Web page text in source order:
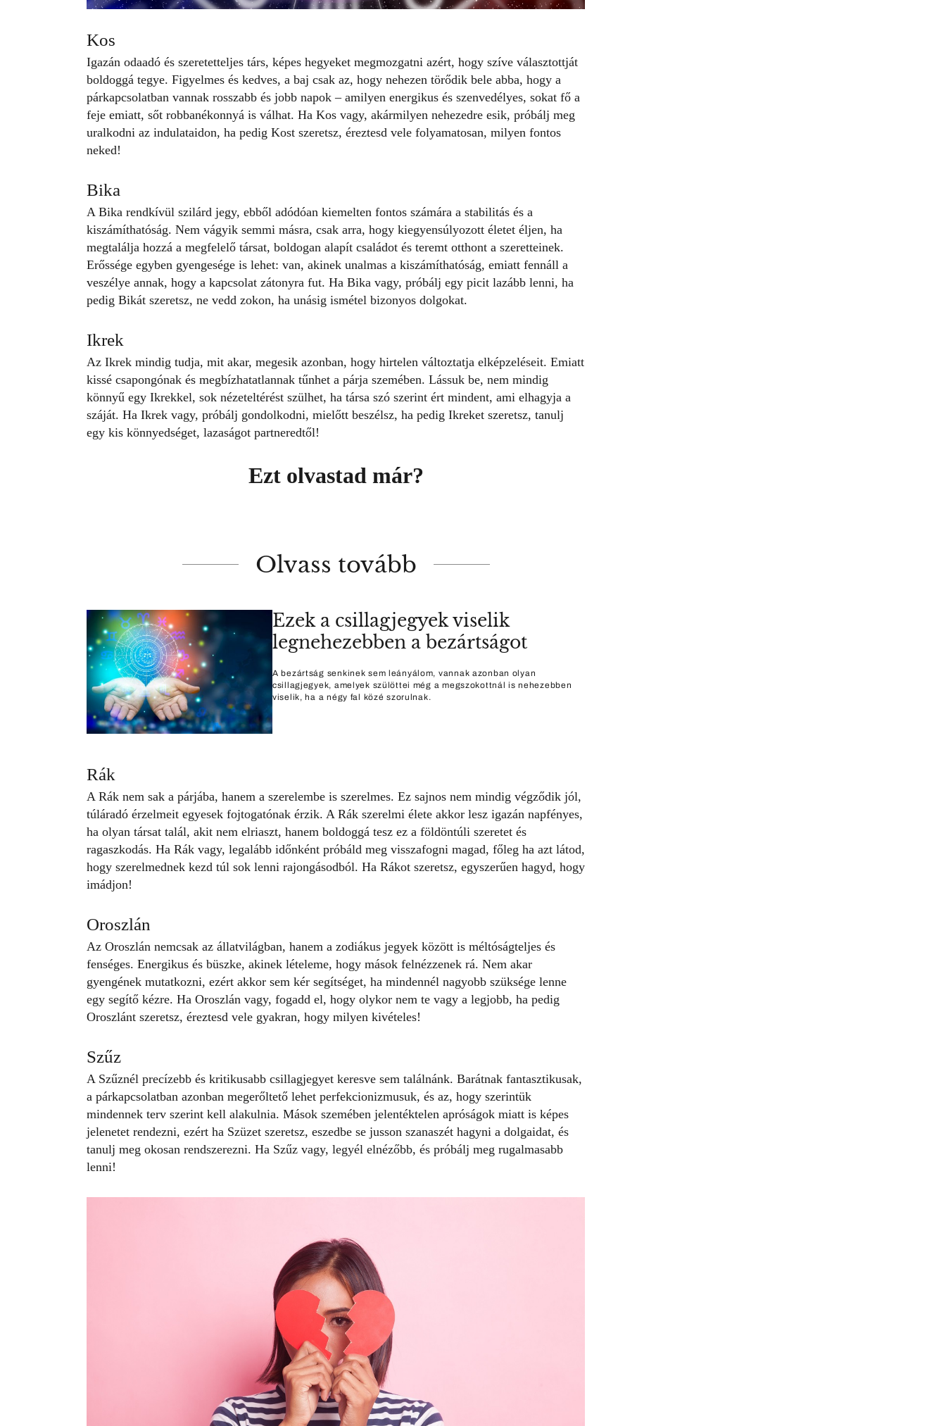
Kos
Igazán odaadó és szeretetteljes társ, képes hegyeket megmozgatni azért, hogy szíve választottját
boldoggá tegye. Figyelmes és kedves, a baj csak az, hogy nehezen törődik bele abba, hogy a
párkapcsolatban vannak rosszabb és jobb napok – amilyen energikus és szenvedélyes, sokat fő a
feje emiatt, sőt robbanékonnyá is válhat. Ha Kos vagy, akármilyen nehezedre esik, próbálj meg
uralkodni az indulataidon, ha pedig Kost szeretsz, éreztesd vele folyamatosan, milyen fontos
neked!
Bika
A Bika rendkívül szilárd jegy, ebből adódóan kiemelten fontos számára a stabilitás és a
kiszámíthatóság. Nem vágyik semmi másra, csak arra, hogy kiegyensúlyozott életet éljen, ha
megtalálja hozzá a megfelelő társat, boldogan alapít családot és teremt otthont a szeretteinek.
Erőssége egyben gyengesége is lehet: van, akinek unalmas a kiszámíthatóság, emiatt fennáll a
veszélye annak, hogy a kapcsolat zátonyra fut. Ha Bika vagy, próbálj egy picit lazább lenni, ha
pedig Bikát szeretsz, ne vedd zokon, ha unásig ismétel bizonyos dolgokat.
Ikrek
Az Ikrek mindig tudja, mit akar, megesik azonban, hogy hirtelen változtatja elképzeléseit. Emiatt
kissé csapongónak és megbízhatatlannak tűnhet a párja szemében. Lássuk be, nem mindig
könnyű egy Ikrekkel, sok nézeteltérést szülhet, ha társa szó szerint ért mindent, ami elhagyja a
száját. Ha Ikrek vagy, próbálj gondolkodni, mielőtt beszélsz, ha pedig Ikreket szeretsz, tanulj
egy kis könnyedséget, lazaságot partneredtől!
Ezt olvastad már?
Olvass tovább
Ezek a csillagjegyek viselik
legnehezebben a bezártságot
A bezártság senkinek sem leányálom, vannak azonban olyan
csillagjegyek, amelyek szülöttei még a megszokottnál is nehezebben
viselik, ha a négy fal közé szorulnak.
Rák
A Rák nem sak a párjába, hanem a szerelembe is szerelmes. Ez sajnos nem mindig végződik jól,
túláradó érzelmeit egyesek fojtogatónak érzik. A Rák szerelmi élete akkor lesz igazán napfényes,
ha olyan társat talál, akit nem elriaszt, hanem boldoggá tesz ez a földöntúli szeretet és
ragaszkodás. Ha Rák vagy, legalább időnként próbáld meg visszafogni magad, főleg ha azt látod,
hogy szerelmednek kezd túl sok lenni rajongásodból. Ha Rákot szeretsz, egyszerűen hagyd, hogy
imádjon!
Oroszlán
Az Oroszlán nemcsak az állatvilágban, hanem a zodiákus jegyek között is méltóságteljes és
fenséges. Energikus és büszke, akinek lételeme, hogy mások felnézzenek rá. Nem akar
gyengének mutatkozni, ezért akkor sem kér segítséget, ha mindennél nagyobb szüksége lenne
egy segítő kézre. Ha Oroszlán vagy, fogadd el, hogy olykor nem te vagy a legjobb, ha pedig
Oroszlánt szeretsz, éreztesd vele gyakran, hogy milyen kivételes!
Szűz
A Szűznél precízebb és kritikusabb csillagjegyet keresve sem találnánk. Barátnak fantasztikusak,
a párkapcsolatban azonban megerőltető lehet perfekcionizmusuk, és az, hogy szerintük
mindennek terv szerint kell alakulnia. Mások szemében jelentéktelen apróságok miatt is képes
jelenetet rendezni, ezért ha Szüzet szeretsz, eszedbe se jusson szanaszét hagyni a dolgaidat, és
tanulj meg okosan rendszerezni. Ha Szűz vagy, legyél elnézőbb, és próbálj meg rugalmasabb
lenni!